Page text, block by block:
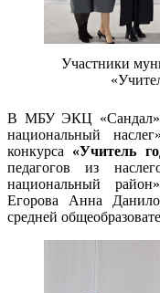
Участники
В МБУ ЭКЦ «Сандал»
национальный
конкурса «Учитель
педагогов из
национальный
Егорова Анна
средней